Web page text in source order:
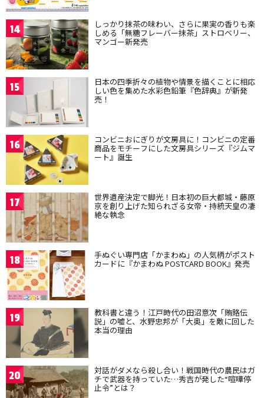
14 しっかり抹茶の味わい、さらに果実の香りも楽
しめる「無糖フレーバー抹茶」ストロベリー、
マンゴー新発売
15 日本の四季折々の植物や情景を描くことに相応
しい色を集めた水彩色鉛筆『色辞典』が新発
売！
16 コンビニおにぎりが文房具に！コンビニの定番
商品をモチーフにした文房具シリーズ『ジムマ
ート』誕生
17 世界遺産決定で脚光！日本初の巨大都城・藤原
京を創り上げた知られざる女帝・持統天皇の凄
絶な執念
18 手ぬぐい専門店「かまわぬ」の人気柄がポスト
カードに『かまわぬ POSTCARD BOOK』発売
19 教科書と違う！江戸時代の田沼意次「賄賂伝
説」の嘘と、水野忠邦が「大奥」を敵に回した
本当の理由
20 対話がダメなら殺し合い！戦国時代の農民はガ
チで武器を持っていた…秀吉が発した“喧嘩停
止令”とは？